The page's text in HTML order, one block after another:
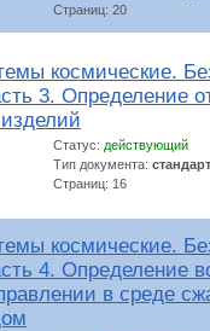
Страниц: 20
космические.
3. Определение
Статус: действующий
Тип документа: стандарт
Страниц: 16
космические.
4. Определение
в среде